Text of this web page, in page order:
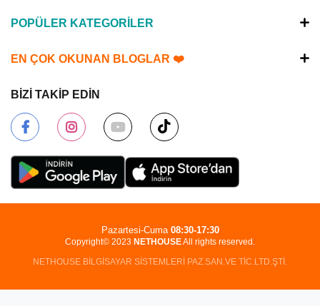
POPÜLER KATEGORİLER
EN ÇOK OKUNAN BLOGLAR ❤️
BİZİ TAKİP EDİN
Copyright© 2023 NETHOUSEAll rights reserved.
NETHOUSE BİLGİSAYAR SİSTEMLERİ PAZ.SAN.VE TİC.LTD.ŞTİ.
Pazartesi-Cuma 08:30-17:30